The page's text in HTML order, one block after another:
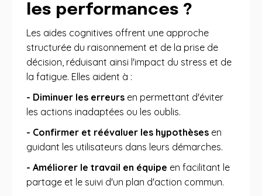
les performances ?
Les aides cognitives offrent une approche
structurée du raisonnement et de la prise de
décision, réduisant ainsi l'impact du stress et de
la fatigue. Elles aident à :
- Diminuer les erreurs en permettant d'éviter
les actions inadaptées ou les oublis.
- Confirmer et réévaluer les hypothèses en
guidant les utilisateurs dans leurs démarches.
- Améliorer le travail en équipe en facilitant le
partage et le suivi d'un plan d'action commun.